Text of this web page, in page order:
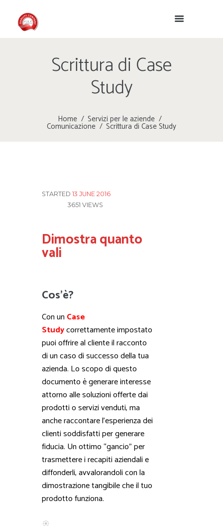
Scrittura di Case
Study
Home Servizi per le aziende
Comunicazione Scrittura di Case Study
STARTED 13 JUNE 2016
3651 VIEWS
Dimostra quanto
vali
Cos'è?
Con un Case
Studycorrettamente impostato
puoi offrire al cliente il racconto
di un caso di successo della tua
azienda. Lo scopo di questo
documento è generare interesse
attorno alle soluzioni offerte dai
prodotti o servizi venduti, ma
anche raccontare l’esperienza dei
clienti soddisfatti per generare
fiducia. Un ottimo “gancio” per
trasmettere i recapiti aziendali e
diffonderli, avvalorandoli con la
dimostrazione tangibile che il tuo
prodotto funziona.